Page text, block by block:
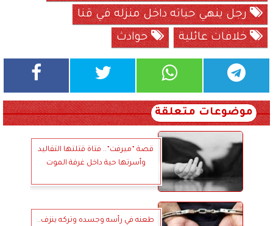
رجل ينهي حياته داخل منزله في قنا
خلافات عائلية
حوادث
موضوعات متعلقة
قصة ”ميرفت”.. فتاة قتلتها التقاليد
وأسرتها حية داخل غرفة الموت
طعنه في رأسه وجسده وتركه ينزف..